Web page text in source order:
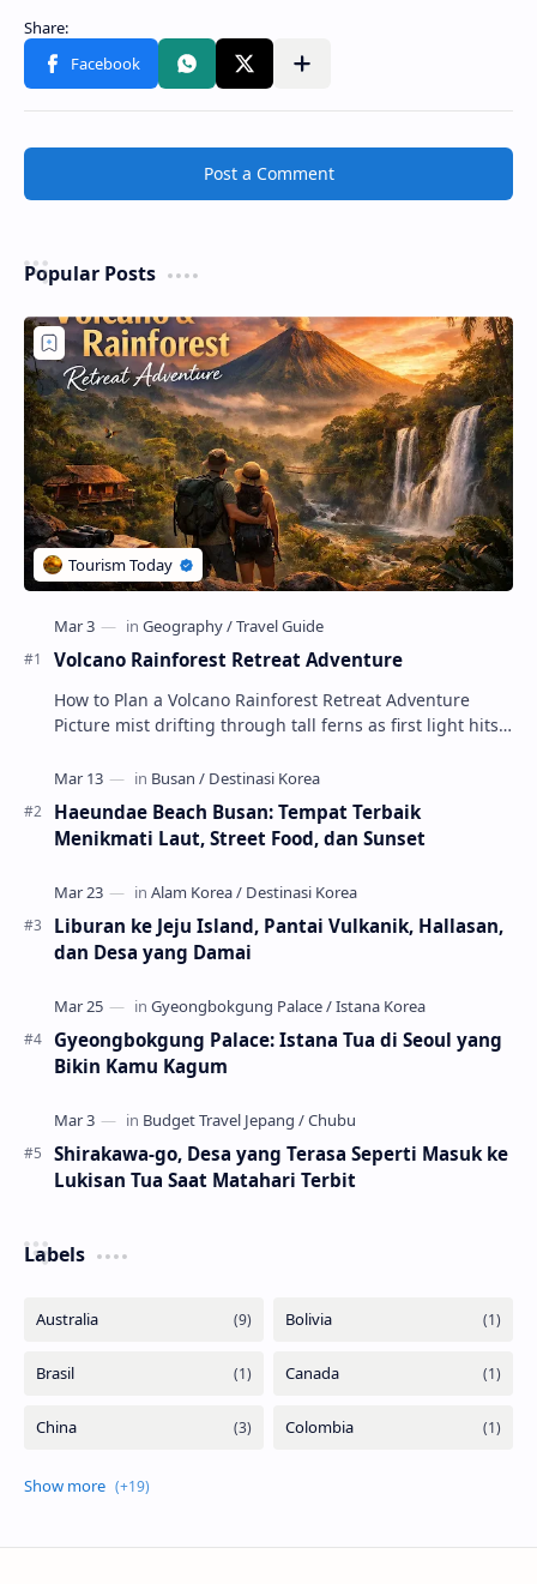
Post a Comment
Popular Posts
Volcano Rainforest Retreat Adventure
How to Plan a Volcano Rainforest Retreat Adventure
Picture mist drifting through tall ferns as first light hits
Haeundae Beach Busan: Tempat Terbaik
Menikmati Laut, Street Food, dan Sunset
Liburan ke Jeju Island, Pantai Vulkanik, Hallasan,
dan Desa yang Damai
Gyeongbokgung Palace: Istana Tua di Seoul yang
Bikin Kamu Kagum
Shirakawa-go, Desa yang Terasa Seperti Masuk ke
Lukisan Tua Saat Matahari Terbit
Labels